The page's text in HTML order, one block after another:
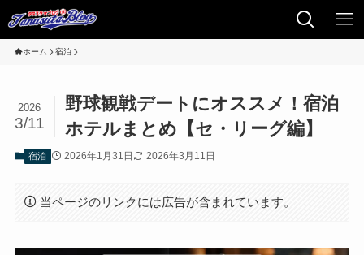
ホーム 宿泊
野球観戦デートにオススメ！宿泊
ホテルまとめ【セ・リーグ編】
2026
3/11
宿泊 2026年1月31日 2026年3月11日
当ページのリンクには広告が含まれています。